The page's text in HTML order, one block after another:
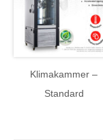
Klimakammer –
Standard